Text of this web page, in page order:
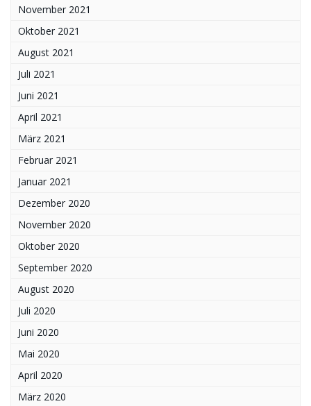
November 2021
Oktober 2021
August 2021
Juli 2021
Juni 2021
April 2021
März 2021
Februar 2021
Januar 2021
Dezember 2020
November 2020
Oktober 2020
September 2020
August 2020
Juli 2020
Juni 2020
Mai 2020
April 2020
März 2020